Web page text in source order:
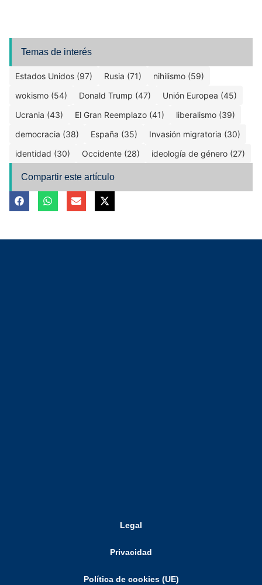
Temas de interés
Estados Unidos (97) Rusia (71)
nihilismo (59)
wokismo (54)
Donald Trump (47)
Unión Europea (45)
Ucrania (43)
El Gran Reemplazo (41)
liberalismo (39)
democracia (38)
España (35)
Invasión migratoria (30)
identidad (30)
Occidente (28) ideología de género (27)
Compartir este artículo
Legal
Privacidad
Política de cookies (UE)